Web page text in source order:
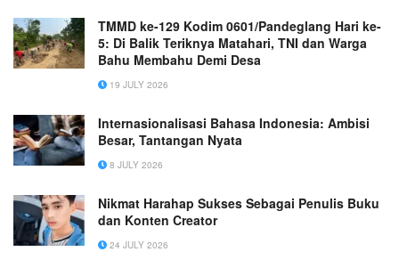
TMMD ke-129 Kodim 0601/Pandeglang Hari ke-
5: Di Balik Teriknya Matahari, TNI dan Warga
Bahu Membahu Demi Desa
19 JULY 2026
Internasionalisasi Bahasa Indonesia: Ambisi
Besar, Tantangan Nyata
8 JULY 2026
Nikmat Harahap Sukses Sebagai Penulis Buku
dan Konten Creator
24 JULY 2026